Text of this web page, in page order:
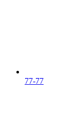
77-77